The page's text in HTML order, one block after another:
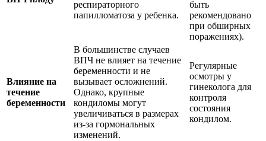
респираторного
папилломатоза у ребенка.
быть
рекомендовано
при обширных
поражениях).
Влияние на
течение
беременности
В большинстве случаев
ВПЧ не влияет на течение
беременности и не
вызывает осложнений.
Однако, крупные
кондиломы могут
увеличиваться в размерах
из-за гормональных
изменений.
Регулярные
осмотры у
гинеколога для
контроля
состояния
кондилом.